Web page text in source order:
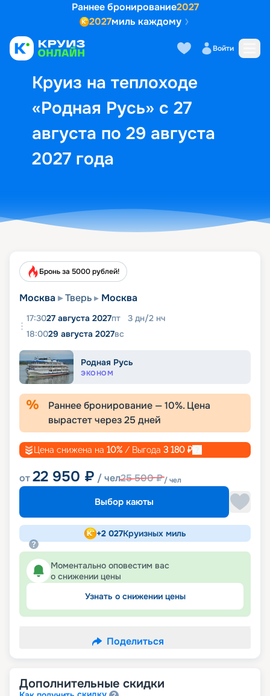
Раннее бронирование2027
2027миль каждому
Войти
Круиз на теплоходе
«Родная Русь» с 27
августа по 29 августа
2027 года
Выбор кают Маршрут и
Бронь за 5000 рублей!
Москва Тверь Москва
17:3027 августа 2027пт 3 дн/2 нч
18:0029 августа 2027вс
Родная Русь
ЭКОНОМ
Раннее бронирование —10%. Цена
вырастет через25 дней
Цена снижена на 10% / Выгода 3 180 ₽
от22 950 ₽ / чел25 500₽/ чел
Выбор каюты
+2 027Круизных миль
Моментально оповестим вас
о снижении цены
Узнать о снижении цены
Поделиться
Дополнительные скидки